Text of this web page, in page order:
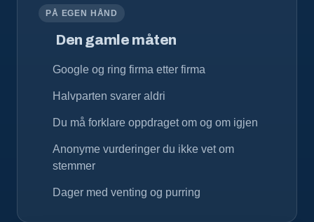
PÅ EGEN HÅND
Den gamle måten
Google og ring firma etter firma
Halvparten svarer aldri
Du må forklare oppdraget om og om igjen
Anonyme vurderinger du ikke vet om
stemmer
Dager med venting og purring